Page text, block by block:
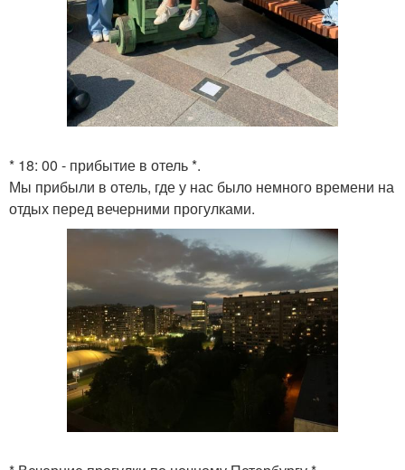
* 18: 00 - прибытие в отель *.
Мы прибыли в отель, где у нас было немного времени на
отдых перед вечерними прогулками.